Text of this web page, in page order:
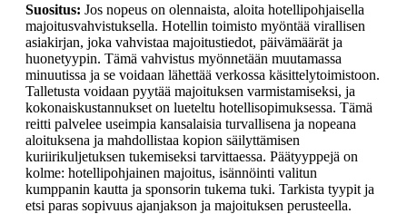
Suositus: Jos nopeus on olennaista, aloita hotellipohjaisella
majoitusvahvistuksella. Hotellin toimisto myöntää virallisen
asiakirjan, joka vahvistaa majoitustiedot, päivämäärät ja
huonetyypin. Tämä vahvistus myönnetään muutamassa
minuutissa ja se voidaan lähettää verkossa käsittelytoimistoon.
Talletusta voidaan pyytää majoituksen varmistamiseksi, ja
kokonaiskustannukset on lueteltu hotellisopimuksessa. Tämä
reitti palvelee useimpia kansalaisia turvallisena ja nopeana
aloituksena ja mahdollistaa kopion säilyttämisen
kuriirikuljetuksen tukemiseksi tarvittaessa. Päätyyppejä on
kolme: hotellipohjainen majoitus, isännöinti valitun
kumppanin kautta ja sponsorin tukema tuki. Tarkista tyypit ja
etsi paras sopivuus ajanjakson ja majoituksen perusteella.